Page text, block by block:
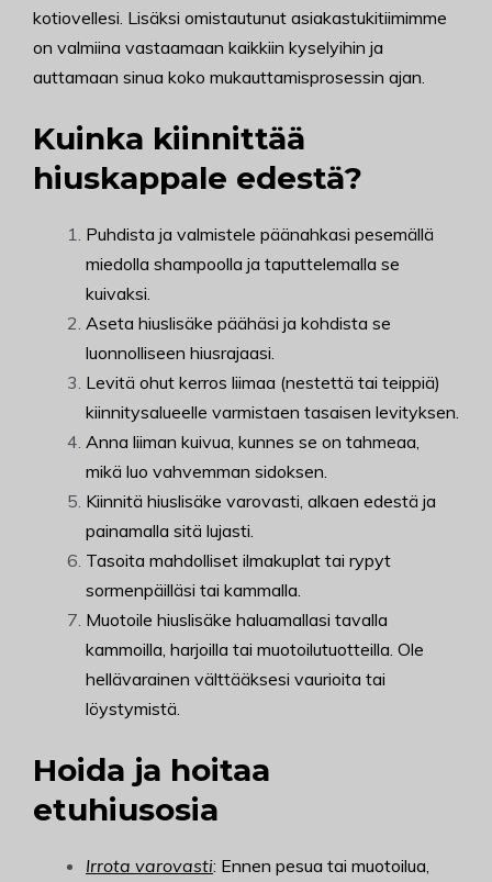
kotiovellesi. Lisäksi omistautunut asiakastukitiimimme
on valmiina vastaamaan kaikkiin kyselyihin ja
auttamaan sinua koko mukauttamisprosessin ajan.
Kuinka kiinnittää
hiuskappale edestä?
Puhdista ja valmistele päänahkasi pesemällä
miedolla shampoolla ja taputtelemalla se
kuivaksi.
Aseta hiuslisäke päähäsi ja kohdista se
luonnolliseen hiusrajaasi.
Levitä ohut kerros liimaa (nestettä tai teippiä)
kiinnitysalueelle varmistaen tasaisen levityksen.
Anna liiman kuivua, kunnes se on tahmeaa,
mikä luo vahvemman sidoksen.
Kiinnitä hiuslisäke varovasti, alkaen edestä ja
painamalla sitä lujasti.
Tasoita mahdolliset ilmakuplat tai rypyt
sormenpäilläsi tai kammalla.
Muotoile hiuslisäke haluamallasi tavalla
kammoilla, harjoilla tai muotoilutuotteilla. Ole
hellävarainen välttääksesi vaurioita tai
löystymistä.
Hoida ja hoitaa
etuhiusosia
Irrota varovasti: Ennen pesua tai muotoilua,